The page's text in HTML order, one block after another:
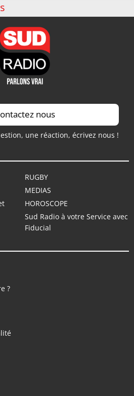
nous
une réaction, écrivez nous !
RUGBY
MEDIAS
HOROSCOPE
Sud Radio à votre Service avec
Fiducial
?